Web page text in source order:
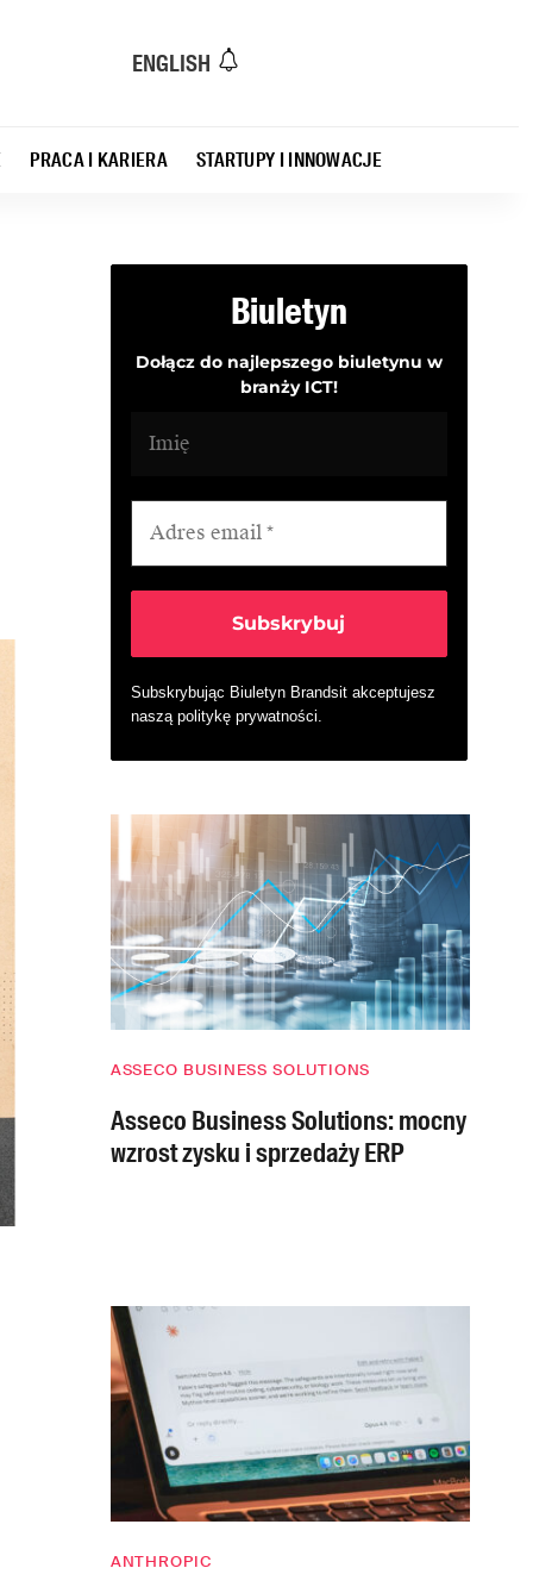
ENGLISH
PRACA I KARIERA STARTUPY I INNOWACJE
Biuletyn
Dołącz do najlepszego biuletynu w
branży ICT!
Subskrybując Biuletyn Brandsit akceptujesz
naszą politykę prywatności
ASSECO BUSINESS SOLUTIONS
Asseco Business Solutions: mocny
wzrost zysku i sprzedaży ERP
ANTHROPIC